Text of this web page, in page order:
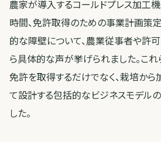
農家が導入するコールドプレス加工
時間、免許取得のための事業計画策
的な障壁について、農業従事者や許
ら具体的な声が挙げられました。これ
免許を取得するだけでなく、栽培から
て設計する包括的なビジネスモデル
した。